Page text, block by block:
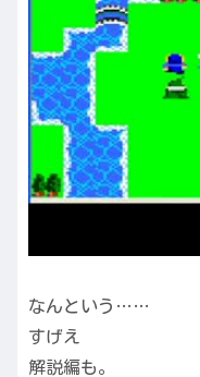
なんという……
すげえ
解説編も。